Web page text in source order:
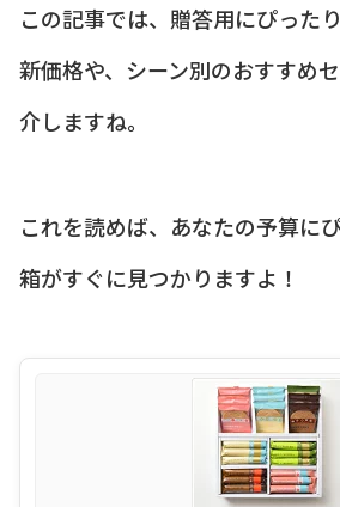
この記事では、贈答用にぴった
新価格や、シーン別のおすすめ
介しますね。
これを読めば、あなたの予算に
箱がすぐに見つかりますよ！